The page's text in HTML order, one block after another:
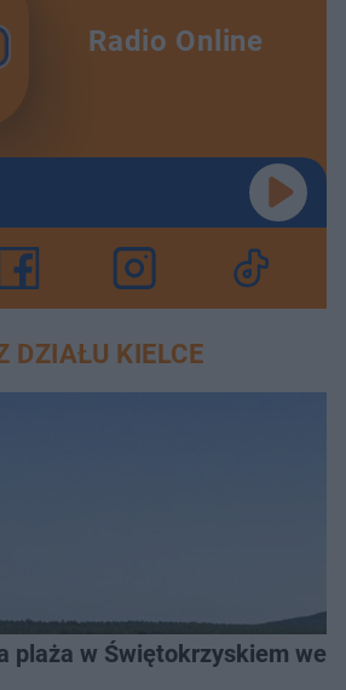
Radio Online
DZIAŁU KIELCE
plaża w Świętokrzyskiem